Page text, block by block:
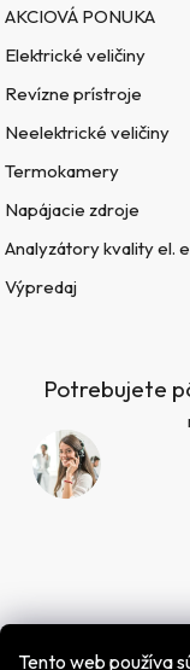
Tento web používa
AKCIOVÁ PONUKA
Elektrické veličiny
Revízne prístroje
Neelektrické veličiny
Termokamery
Napájacie zdroje
Analyzátory kvality el.
Výpredaj
Potrebujete